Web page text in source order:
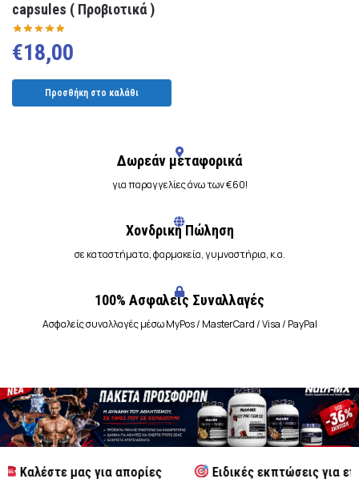
capsules ( Προβιοτικά )
€18,00
Προσθήκη στο καλάθι
Δωρεάν μεταφορικά
για παραγγελίες άνω των€60!
Χονδρική Πώληση
σε καταστήματα, φαρμακεία, γυμναστήρια, κ.α.
100% Ασφαλείς Συναλλαγές
Ασφαλείς συναλλαγές μέσω MyPos / MasterCard / Visa / PayPal
μας για απορίες Ειδικές εκπτώσεις για